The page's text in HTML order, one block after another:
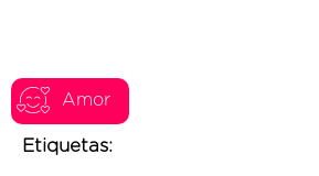
Amor
Etiquetas: